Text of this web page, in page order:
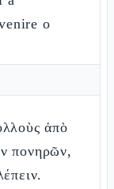
o
ἀπὸ
πονηρῶν,